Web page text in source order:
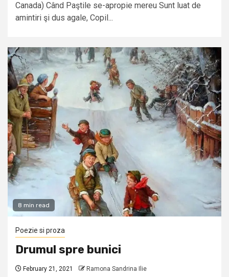
Canada) Când Paştile se-apropie mereu Sunt luat de
amintiri şi dus agale, Copil...
8 min read
Poezie si proza
Drumul spre bunici
February 21, 2021 Ramona Sandrina Ilie